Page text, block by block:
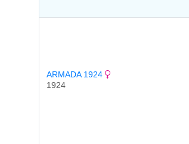
ARMADA 1924
1924